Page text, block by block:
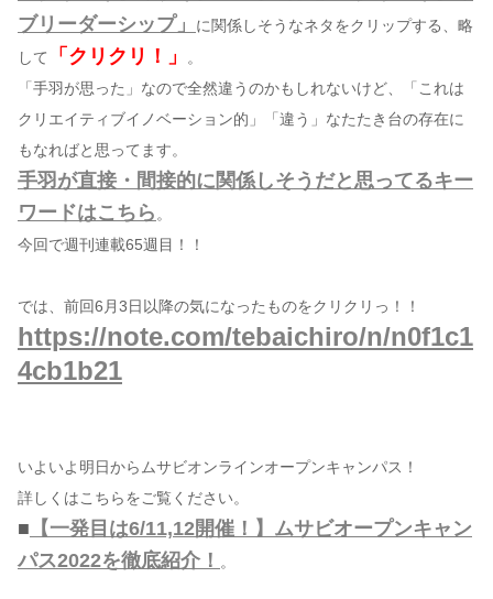
ブリーダーシップ」
に関係しそうなネタをクリップする、略
して
「クリクリ！」
。
「手羽が思った」なので全然違うのかもしれないけど、「これは
クリエイティブイノベーション的」「違う」なたたき台の存在に
もなればと思ってます。
手羽が直接・間接的に関係しそうだと思ってるキー
ワードはこちら 。
今回で週刊連載65週目！！
では、前回6月3日以降の気になったものをクリクリっ！！
https://note.com/tebaichiro/n/n0f1c1
4cb1b21
いよいよ明日からムサビオンラインオープンキャンパス！
詳しくはこちらをご覧ください。
■ 【一発目は6/11,12開催！】ムサビオープンキャン
パス2022を徹底紹介！ 。